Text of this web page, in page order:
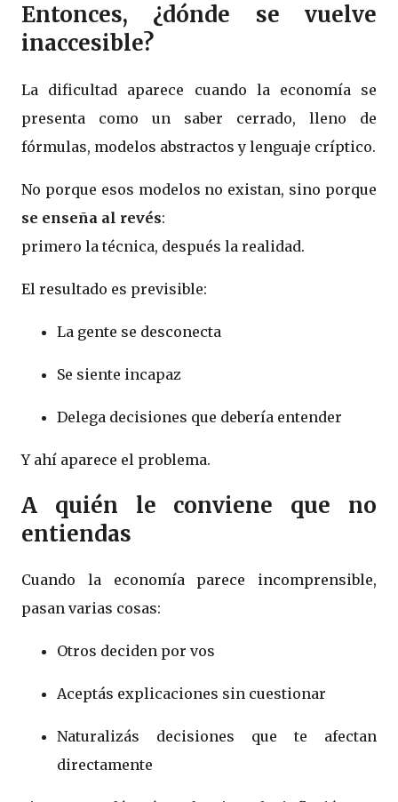
Entonces, ¿dónde se vuelve
inaccesible?
La dificultad aparece cuando la economía se
presenta como un saber cerrado, lleno de
fórmulas, modelos abstractos y lenguaje críptico.
No porque esos modelos no existan, sino porque
se enseña al revés:
primero la técnica, después la realidad.
El resultado es previsible:
La gente se desconecta
Se siente incapaz
Delega decisiones que debería entender
Y ahí aparece el problema.
A quién le conviene que no
entiendas
Cuando la economía parece incomprensible,
pasan varias cosas:
Otros deciden por vos
Aceptás explicaciones sin cuestionar
Naturalizás decisiones que te afectan
directamente